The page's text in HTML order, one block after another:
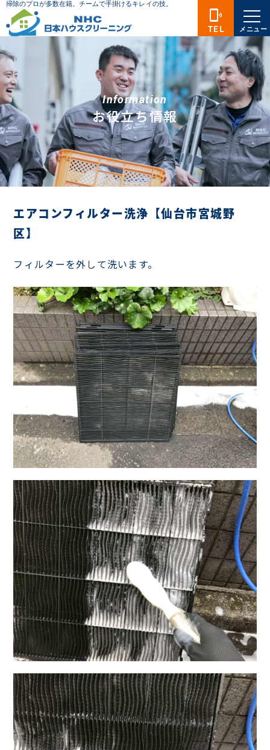
Information
お役立ち情報
エアコンフィルター洗浄【仙台市宮城野
区】
フィルターを外して洗います。
phonelink_ring
TEL メニュー